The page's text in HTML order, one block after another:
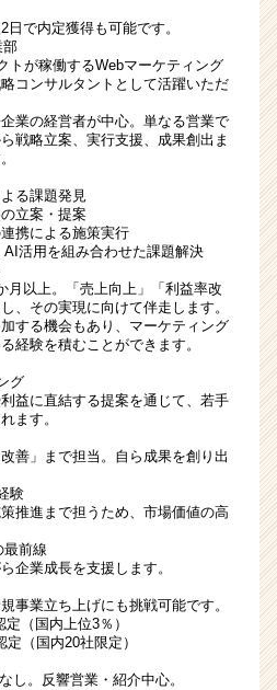
で内定獲得も可能です。
部
トが稼働するWebマーケティング
コンサルタントとして活躍いただ
業の経営者が中心。単なる営業で
戦略立案、実行支援、成果創出ま
る課題発見
立案・提案
携による施策実行
AI活用を組み合わせた課題解決
月以上。「売上向上」「利益率改
、その実現に向けて伴走します。
する機会もあり、マーケティング
経験を積むことができます。
グ
益に直結する提案を通じて、若手
ます。
善」まで担当。自ら成果を創り出
験
推進まで担うため、市場価値の高
前線
企業成長を支援します。
事業立ち上げにも挑戦可能です。
（国内上位3％）
（国内20社限定）
し。反響営業・紹介中心。